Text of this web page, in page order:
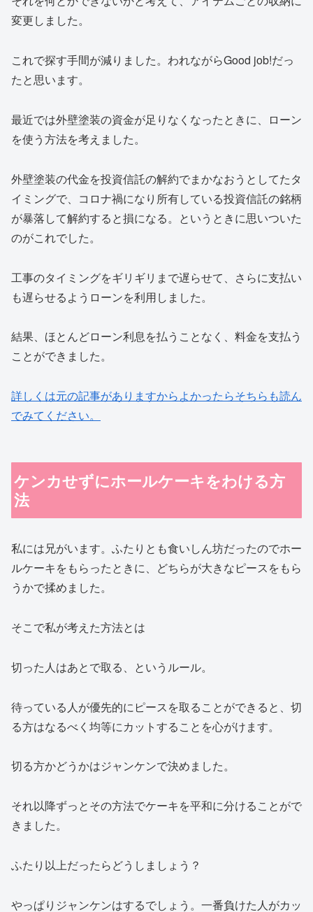
変更しました。
これで探す手間が減りました。われながらGood job!だっ
たと思います。
最近では外壁塗装の資金が足りなくなったときに、ローン
を使う方法を考えました。
外壁塗装の代金を投資信託の解約でまかなおうとしてたタ
イミングで、コロナ禍になり所有している投資信託の銘柄
が暴落して解約すると損になる。というときに思いついた
のがこれでした。
工事のタイミングをギリギリまで遅らせて、さらに支払い
も遅らせるようローンを利用しました。
結果、ほとんどローン利息を払うことなく、料金を支払う
ことができました。
詳しくは元の記事がありますからよかったらそちらも読ん
でみてください。
ケンカせずにホールケーキをわける方
法
私には兄がいます。ふたりとも食いしん坊だったのでホー
ルケーキをもらったときに、どちらが大きなピースをもら
うかで揉めました。
そこで私が考えた方法とは
切った人はあとで取る、というルール。
待っている人が優先的にピースを取ることができると、切
る方はなるべく均等にカットすることを心がけます。
切る方かどうかはジャンケンで決めました。
それ以降ずっとその方法でケーキを平和に分けることがで
きました。
ふたり以上だったらどうしましょう？
やっぱりジャンケンはするでしょう。一番負けた人がカッ